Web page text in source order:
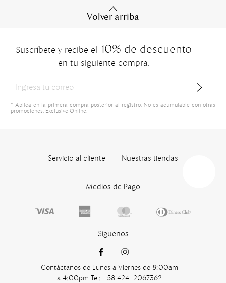
Volver arriba
Suscríbete y recibe el 10% de descuento
en tu siguiente compra.
* Aplica en la primera compra posterior al registro. No es acumulable con otras
promociones. Exclusivo Online.
Servicio al cliente Nuestras tiendas
Medios de Pago
Siguenos
Contáctanos de Lunes a Viernes de 8:00am
a 4:00pm Tel: +58 424-2067362